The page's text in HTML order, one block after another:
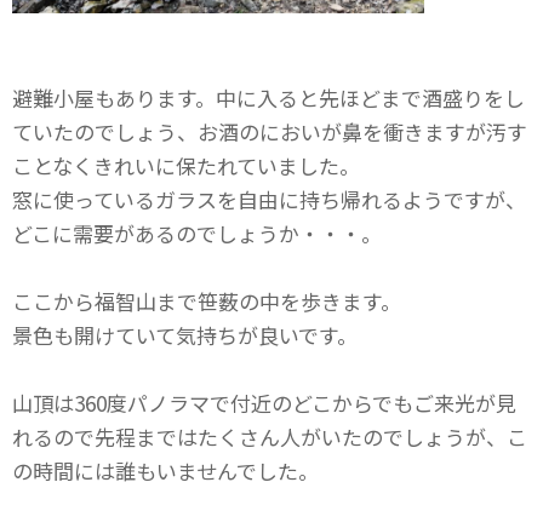
避難小屋もあります。中に入ると先ほどまで酒盛りをし
ていたのでしょう、お酒のにおいが鼻を衝きますが汚す
ことなくきれいに保たれていました。
窓に使っているガラスを自由に持ち帰れるようですが、
どこに需要があるのでしょうか・・・。
ここから福智山まで笹薮の中を歩きます。
景色も開けていて気持ちが良いです。
山頂は360度パノラマで付近のどこからでもご来光が見
れるので先程まではたくさん人がいたのでしょうが、こ
の時間には誰もいませんでした。